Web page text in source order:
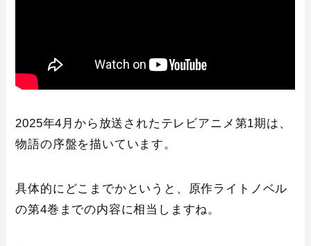
2025年4月から放送されたテレビアニメ第1期は、
物語の序盤を描いています。
具体的にどこまでかというと、原作ライトノベル
の第4巻までの内容に相当しますね。